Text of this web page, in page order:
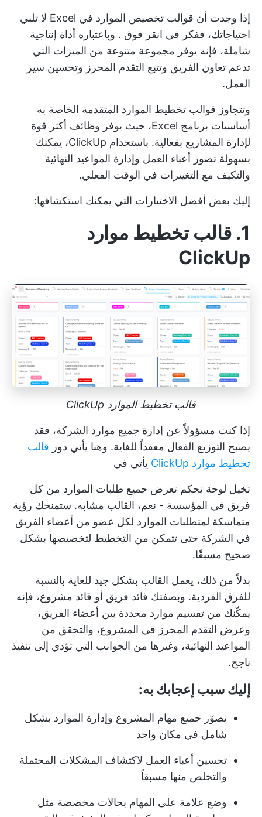
إذا وجدت أن قوالب تخصيص الموارد في Excel لا تلبي
احتياجاتك، ففكر في انقر فوق . وباعتباره أداة إنتاجية
شاملة، فإنه يوفر مجموعة متنوعة من الميزات التي
تدعم تعاون الفريق وتتبع التقدم المحرز وتحسين سير
العمل.
وتتجاوز قوالب تخطيط الموارد المتقدمة الخاصة به
أساسيات برنامج Excel، حيث يوفر وظائف أكثر قوة
لإدارة المشاريع بفعالية. باستخدام ClickUp، يمكنك
بسهولة تصور أعباء العمل وإدارة المواعيد النهائية
والتكيف مع التغييرات في الوقت الفعلي.
إليك بعض أفضل الاختيارات التي يمكنك استكشافها:
1. قالب تخطيط موارد
ClickUp
قالب تخطيط الموارد ClickUp
إذا كنت مسؤولاً عن إدارة جميع موارد الشركة، فقد
يصبح التوزيع الفعال معقداً للغاية. وهنا يأتي دور قالب
تخطيط موارد ClickUp
يأتي في
تخيل لوحة تحكم تعرض جميع طلبات الموارد من كل
فريق في المؤسسة - نعم، القالب مشابه. ستمنحك رؤية
متماسكة لمتطلبات الموارد لكل عضو من أعضاء الفريق
في الشركة حتى تتمكن من التخطيط لتخصيصها بشكل
صحيح مسبقًا.
بدلاً من ذلك، يعمل القالب بشكل جيد للغاية بالنسبة
للفرق الفردية. وبصفتك قائد فريق أو قائد مشروع، فإنه
يمكّنك من تقسيم موارد محددة بين أعضاء الفريق،
وعرض التقدم المحرز في المشروع، والتحقق من
المواعيد النهائية، وغيرها من الجوانب التي تؤدي إلى تنفيذ
ناجح.
إليك سبب إعجابك به:
تصوّر جميع مهام المشروع وإدارة الموارد بشكل
شامل في مكان واحد
تحسين أعباء العمل لاكتشاف المشكلات المحتملة
والتخلص منها مسبقاً
وضع علامة على المهام بحالات مخصصة مثل